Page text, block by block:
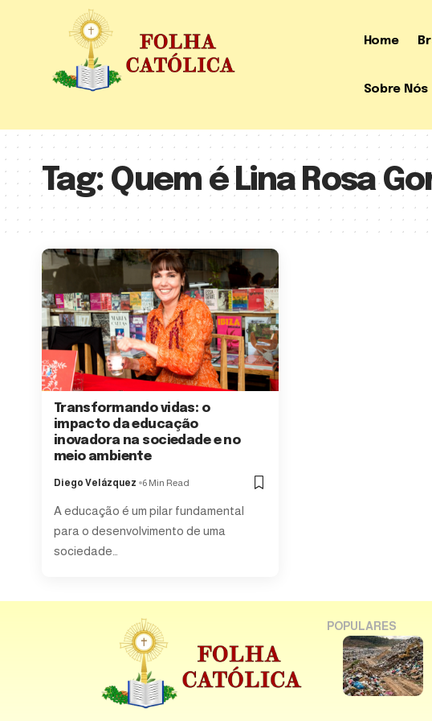
Home
Sobre Nós
Tag: Quem é Lina Rosa
Transformando vidas: o
impacto da educação
inovadora na sociedade e no
meio ambiente
Diego Velázquez 6 Min Read
A educação é um pilar fundamental
para o desenvolvimento de uma
sociedade…
POPULARES